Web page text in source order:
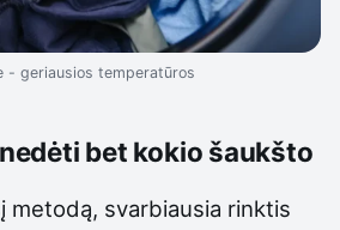
- geriausios temperatūros
bet kokio šaukšto
metodą, svarbiausia rinktis